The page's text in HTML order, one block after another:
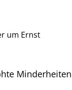
um Ernst
Minderheiten